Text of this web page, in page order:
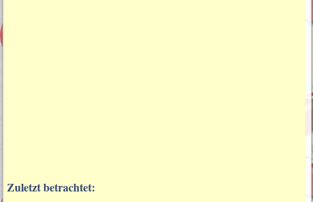
Zuletzt betrachtet: